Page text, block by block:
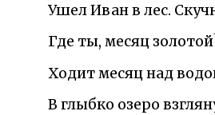
Ушел Иван в лес.
Где ты, месяц
Ходит месяц над
В глыбко озеро